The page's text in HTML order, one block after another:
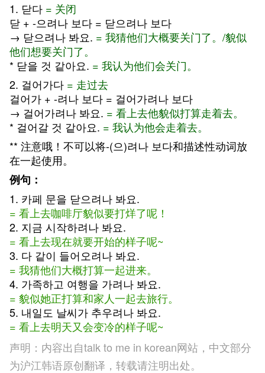
1. 닫다 = 关闭
닫 + -으려나 보다 = 닫으려나 보다
→ 닫으려나 봐요. = 我猜他们大概要关门了。/貌似
他们想要关门了。
* 닫을 것 같아요. = 我认为他们会关门。
2. 걸어가다 = 走过去
걸어가 + -려나 보다 = 걸어가려나 보다
→ 걸어가려나 봐요. = 看上去他貌似打算走着去。
* 걸어갈 것 같아요. = 我认为他会走着去。
** 注意哦！不可以将-(으)려나 보다和描述性动词放
在一起使用。
例句：
1. 카페 문을 닫으려나 봐요.
= 看上去咖啡厅貌似要打烊了呢！
2. 지금 시작하려나 봐요.
= 看上去现在就要开始的样子呢~
3. 다 같이 들어오려나 봐요.
= 我猜他们大概打算一起进来。
4. 가족하고 여행을 가려나 봐요.
= 貌似她正打算和家人一起去旅行。
5. 내일도 날씨가 추우려나 봐요.
= 看上去明天又会变冷的样子呢~
声明：内容出自talk to me in korean网站，中文部分
为沪江韩语原创翻译，转载请注明出处。